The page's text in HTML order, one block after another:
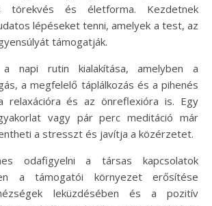
törekvés és életforma. Kezdetnek
lépéseket tenni, amelyek a test, az
támogatják.
a napi rutin kialakítása, amelyben a
a megfelelő táplálkozás és a pihenés
és az önreflexióra is. Egy
vagy pár perc meditáció már
a stresszt és javítja a közérzetet.
odafigyelni a társas kapcsolatok
a támogatói környezet erősítése
leküzdésében és a pozitív